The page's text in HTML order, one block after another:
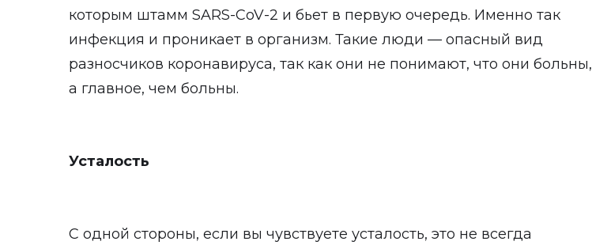
которым штамм SARS-CoV-2 и бьет в первую очередь. Именно так
инфекция и проникает в организм. Такие люди — опасный вид
разносчиков коронавируса, так как они не понимают, что они больны,
а главное, чем больны.
Усталость
С одной стороны, если вы чувствуете усталость, это не всегда